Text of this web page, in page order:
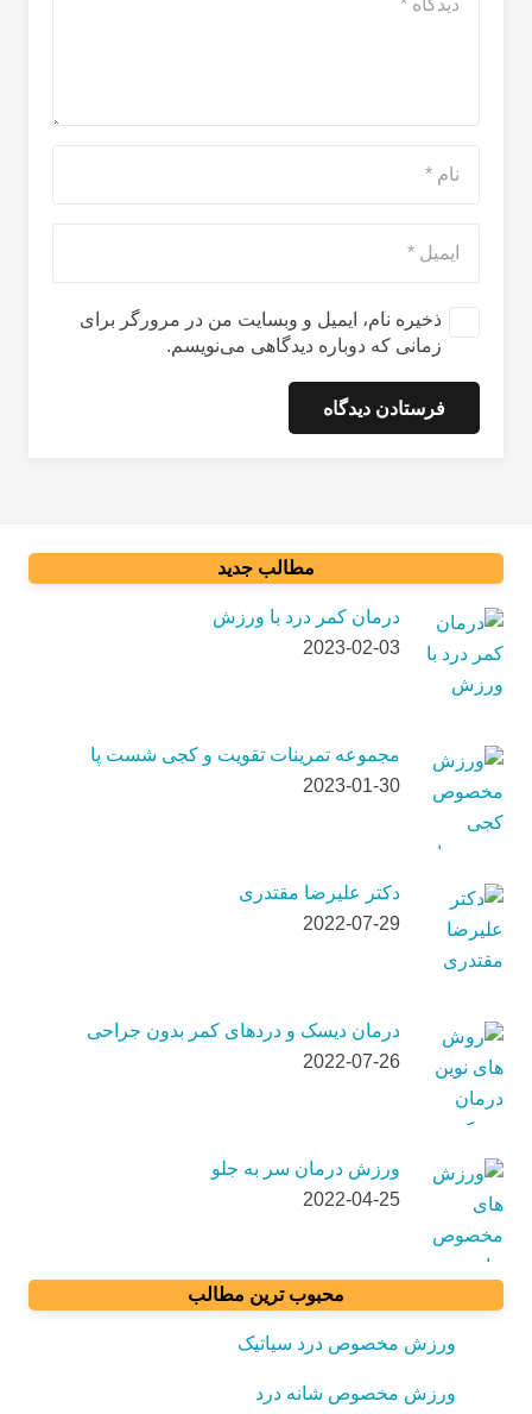
ذخیره نام، ایمیل و وبسایت من در مرورگر برای
زمانی که دوباره دیدگاهی می‌نویسم.
فرستادن دیدگاه
مطالب جدید
درمان کمر درد با ورزش
2023-02-03
مجموعه تمرینات تقویت و کجی شست پا
2023-01-30
دکتر علیرضا مقتدری
2022-07-29
درمان دیسک و دردهای کمر بدون جراحی
2022-07-26
ورزش درمان سر به جلو
2022-04-25
محبوب ترین مطالب
ورزش مخصوص درد سیاتیک
ورزش مخصوص شانه درد